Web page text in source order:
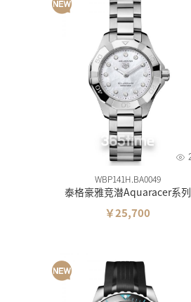
WBP141H.BA0049
泰格豪雅竞潜Aquaracer系列
￥25,700